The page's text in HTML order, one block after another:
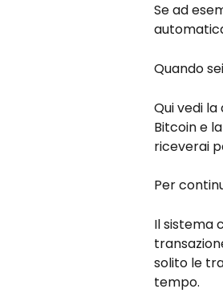
Se ad
Quando
Qui vedi
Bitcoin e
riceverai
Per
Il sistema
solito le
tempo.